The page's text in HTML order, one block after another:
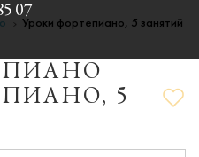
07
Уроки фортепиано, 5 занятий
5